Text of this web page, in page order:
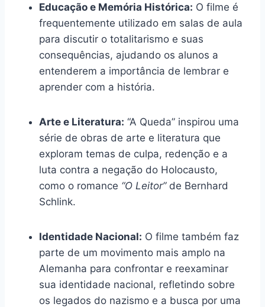
Educação e Memória Histórica: O filme é
frequentemente utilizado em salas de aula
para discutir o totalitarismo e suas
consequências, ajudando os alunos a
entenderem a importância de lembrar e
aprender com a história.
Arte e Literatura: “A Queda” inspirou uma
série de obras de arte e literatura que
exploram temas de culpa, redenção e a
luta contra a negação do Holocausto,
como o romance “O Leitor”de Bernhard
Schlink.
Identidade Nacional: O filme também faz
parte de um movimento mais amplo na
Alemanha para confrontar e reexaminar
sua identidade nacional, refletindo sobre
os legados do nazismo e a busca por uma